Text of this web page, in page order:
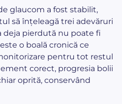
glaucom a fost stabilit,
să înțeleagă trei adevăruri
deja pierdută nu poate fi
o boală cronică ce
pentru tot restul
corect, progresia bolii
oprită, conservând